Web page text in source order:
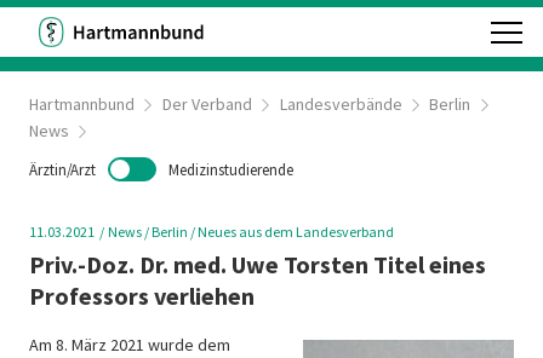
Hartmannbund Der Verband Landesverbände
Berlin
News
Ärztin/Arzt Medizinstudierende
11.03.2021 News / Berlin / Neues aus dem Landesverband
Priv.-Doz. Dr. med. Uwe Torsten Titel eines
Professors verliehen
Am 8. März 2021 wurde dem